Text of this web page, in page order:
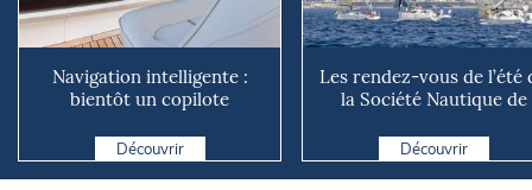
Navigation intelligente :
bientôt un copilote
Découvrir
Les rendez-vous de l’été
la Société Nautique de
Découvrir